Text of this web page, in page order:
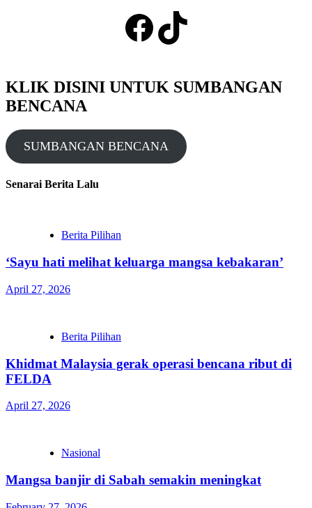
Facebook
TikTok
KLIK DISINI UNTUK SUMBANGAN
BENCANA
SUMBANGAN BENCANA
Senarai Berita Lalu
Berita Pilihan
‘Sayu hati melihat keluarga mangsa kebakaran’
April 27, 2026
Berita Pilihan
Khidmat Malaysia gerak operasi bencana ribut di
FELDA
April 27, 2026
Nasional
Mangsa banjir di Sabah semakin meningkat